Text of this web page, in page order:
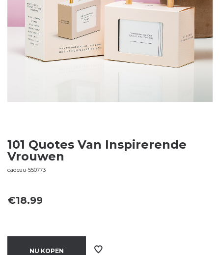
101 Quotes Van Inspirerende
Vrouwen
cadeau-550773
€18.99
NU KOPEN